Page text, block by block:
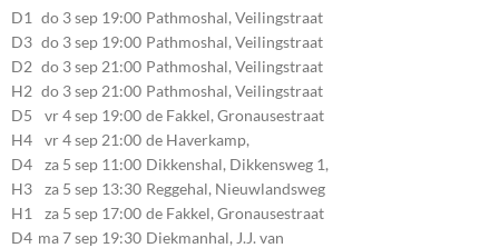
D1 do 3 sep 19:00 Pathmoshal, Veilingstraat
20, 7545LZ Enschede
D3 do 3 sep 19:00 Pathmoshal, Veilingstraat
20, 7545LZ Enschede
D2 do 3 sep 21:00 Pathmoshal, Veilingstraat
20, 7545LZ Enschede
H2 do 3 sep 21:00 Pathmoshal, Veilingstraat
20, 7545LZ Enschede
D5 vr 4 sep 19:00 de Fakkel, Gronausestraat
107, 7581CE Losser
H4 vr 4 sep 21:00 de Haverkamp,
Stationsstraat 30, 7475AM
Markelo
D4 za 5 sep 11:00 Dikkenshal, Dikkensweg 1,
7641CC Wierden
H3 za 5 sep 13:30 Reggehal, Nieuwlandsweg
1, 7461VP Rijssen
H1 za 5 sep 17:00 de Fakkel, Gronausestraat
107, 7581CE Losser
D4 ma 7 sep 19:30 Diekmanhal, J.J. van